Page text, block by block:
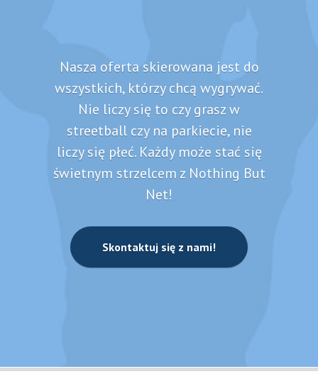
Nasza oferta skierowana jest do
wszystkich, którzy chcą wygrywać.
Nie liczy się to czy grasz w
streetball czy na parkiecie, nie
liczy się płeć. Każdy może stać się
świetnym strzelcem z Nothing But
Net!
Skontaktuj się z nami!